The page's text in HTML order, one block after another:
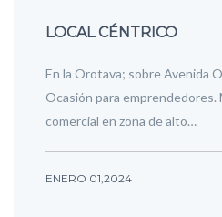
LOCAL CÉNTRICO
En la Orotava; sobre Avenida
Ocasión para
comercial en zona de alto…
ENERO 01,2024